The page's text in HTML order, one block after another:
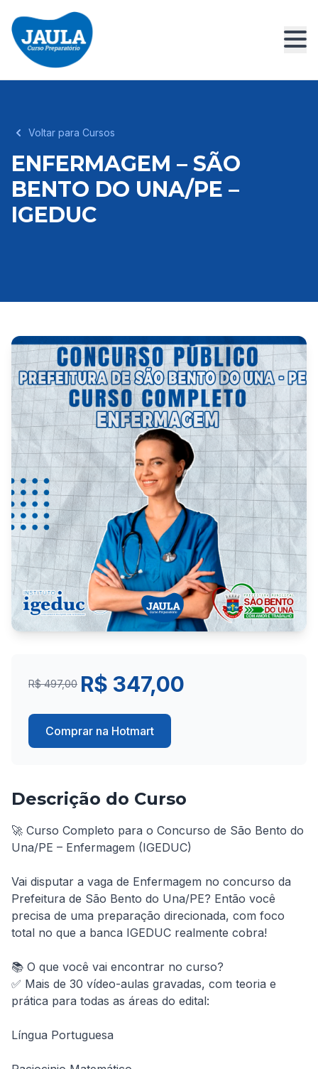
Voltar para Cursos
ENFERMAGEM – SÃO
BENTO DO UNA/PE –
IGEDUC
R$ 497,00 R$ 347,00
Comprar na Hotmart
Descrição do Curso
🚀 Curso Completo para o Concurso de São Bento do
Una/PE – Enfermagem (IGEDUC)
Vai disputar a vaga de Enfermagem no concurso da
Prefeitura de São Bento do Una/PE? Então você
precisa de uma preparação direcionada, com foco
total no que a banca IGEDUC realmente cobra!
📚 O que você vai encontrar no curso?
✅ Mais de 30 vídeo-aulas gravadas, com teoria e
prática para todas as áreas do edital:
Língua Portuguesa